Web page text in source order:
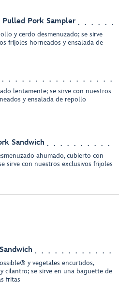
Pulled Pork Sampler
y cerdo desmenuzado; se sirve
frijoles horneados y ensalada de
lentamente; se sirve con nuestros
y ensalada de repollo
Sandwich
ahumado, cubierto con
sirve con nuestros exclusivos frijoles
y vegetales encurtidos,
cilantro; se sirve en una baguette de
fritas